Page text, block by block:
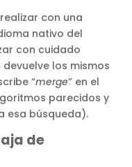
con una
nativo del
con cuidado
los mismos
“merge” en el
parecidos y
esa búsqueda).
de